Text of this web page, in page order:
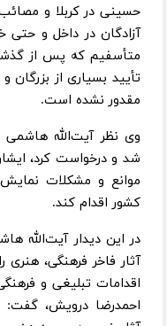
حسینی در کربلا و
آزادگان در داخل و حتی
متأسفیم که پس از
تأیید بسیاری از بزرگان
مقدور نشده است.
وی نظر آیت‌الله هاشمی
شد و درخواست کرد،
موانع و مشکلات
کشور اقدام کند.
در این دیدار آیت‌الله
آثار فاخر فرهنگی، هنری
اقدامات تبلیغی و
احمدرضا درویش،